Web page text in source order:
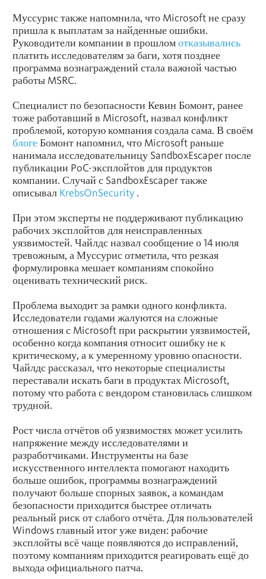
Муссурис также напомнила, что Microsoft не сразу
пришла к выплатам за найденные ошибки.
Руководители компании в прошломотказывались
платить исследователям за баги, хотя позднее
программа вознаграждений стала важной частью
работы MSRC.
Специалист по безопасности Кевин Бомонт, ранее
тоже работавший в Microsoft, назвал конфликт
проблемой, которую компания создала сама. В своём
блогеБомонт напомнил, что Microsoft раньше
нанимала исследовательницу SandboxEscaper после
публикации PoC-эксплойтов для продуктов
компании. Случай с SandboxEscaper также
описывал KrebsOnSecurity .
При этом эксперты не поддерживают публикацию
рабочих эксплойтов для неисправленных
уязвимостей. Чайлдс назвал сообщение о 14 июля
тревожным, а Муссурис отметила, что резкая
формулировка мешает компаниям спокойно
оценивать технический риск.
Проблема выходит за рамки одного конфликта.
Исследователи годами жалуются на сложные
отношения с Microsoft при раскрытии уязвимостей,
особенно когда компания относит ошибку не к
критическому, а к умеренному уровню опасности.
Чайлдс рассказал, что некоторые специалисты
переставали искать баги в продуктах Microsoft,
потому что работа с вендором становилась слишком
трудной.
Рост числа отчётов об уязвимостях может усилить
напряжение между исследователями и
разработчиками. Инструменты на базе
искусственного интеллекта помогают находить
больше ошибок, программы вознаграждений
получают больше спорных заявок, а командам
безопасности приходится быстрее отличать
реальный риск от слабого отчёта. Для пользователей
Windows главный итог уже виден: рабочие
эксплойты всё чаще появляются до исправлений,
поэтому компаниям приходится реагировать ещё до
выхода официального патча.